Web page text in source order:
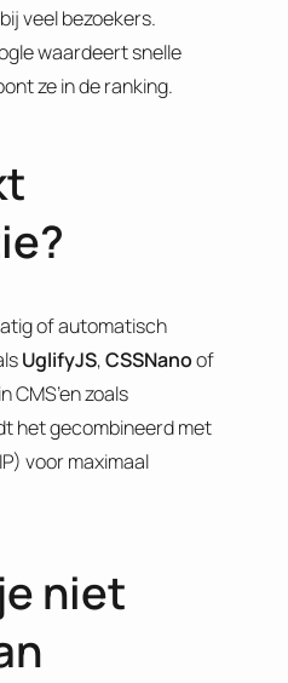
veel bezoekers.
waardeert snelle
ze in de ranking.
of automatisch
UglifyJS,CSSNanoof
CMS’en zoals
het gecombineerd met
voor maximaal
niet